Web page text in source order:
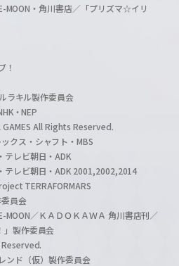
・角川書店／「プリズマ☆イリ
！
ラキル製作委員会
・NEP
All Rights Reserved.
クス・シャフト・MBS
レビ朝日・ADK
レビ朝日・ADK 2001,2002,2014
TERRAFORMARS
員会
／ＫＡＤＯＫＡＷＡ 角川書店刊／
」製作委員会
ド（仮）製作委員会